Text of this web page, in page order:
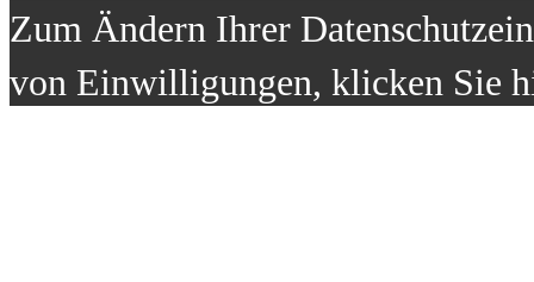
Zum Ändern Ihrer
von Einwilligungen, klicken Sie